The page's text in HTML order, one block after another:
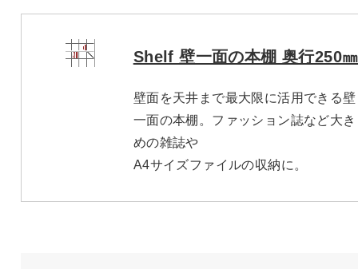
Shelf 壁一面の本棚 奥行250㎜
壁面を天井まで最大限に活用できる壁
一面の本棚。ファッション誌など大き
めの雑誌や
A4サイズファイルの収納に。